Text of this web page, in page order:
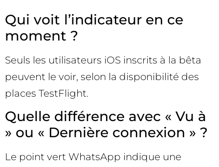
Qui voit l’indicateur en ce
moment ?
Seuls les utilisateurs iOS inscrits à la bêta
peuvent le voir, selon la disponibilité des
places TestFlight.
Quelle différence avec « Vu à
» ou « Dernière connexion » ?
Le point vert WhatsApp indique une